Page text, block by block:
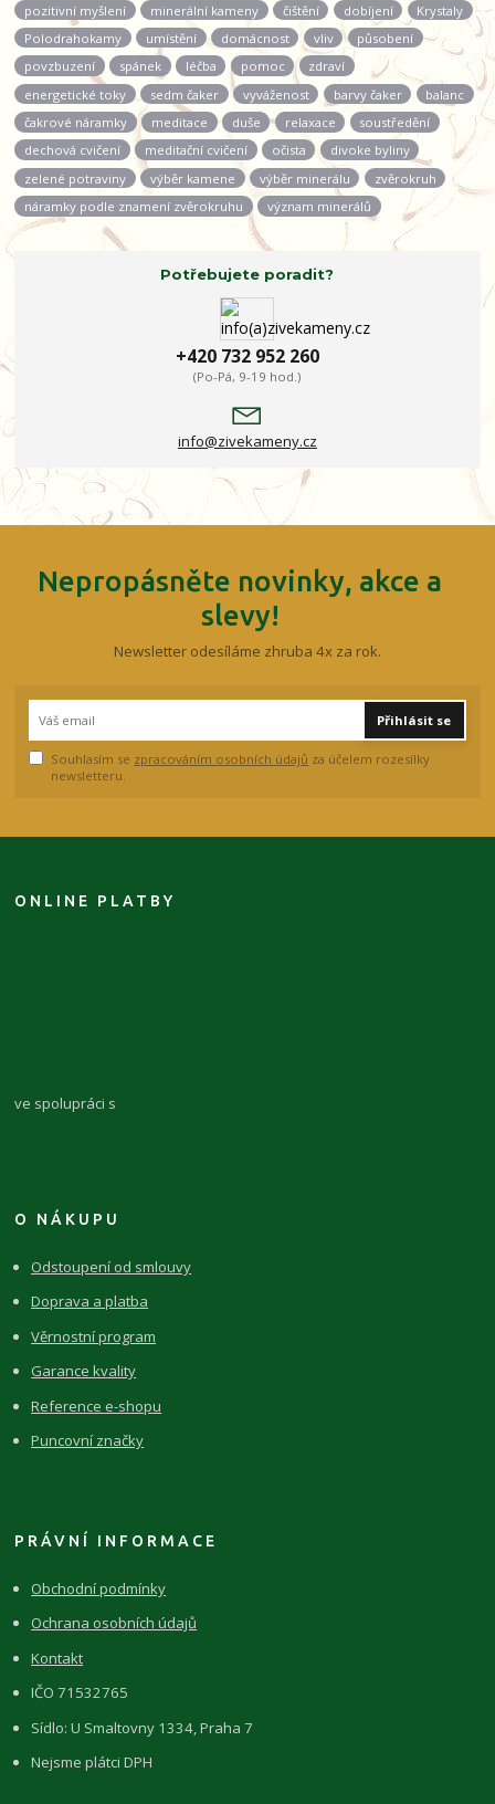
pozitivní myšlení
minerální kameny čištění dobíjení
Krystaly
Polodrahokamy
umístění domácnost vliv
působení
povzbuzení
spánek léčba pomoc
zdraví
energetické toky
sedm čaker vyváženost barvy čaker
balanc
čakrové náramky
meditace duše relaxace
soustředění
dechová cvičení
meditační cvičení očista
divoke byliny
zelené potraviny
výběr kamene výběr minerálu
zvěrokruh
náramky podle znamení zvěrokruhu
význam minerálů
Potřebujete poradit?
+420 732 952 260
(Po-Pá, 9-19 hod.)
info@zivekameny.cz
Nepropásněte novinky, akce a
slevy!
Newsletter odesíláme zhruba 4x za rok.
Přihlásit se
Souhlasím se zpracováním osobních údajů za účelem rozesílky
newsletteru.
ONLINE PLATBY
ve spolupráci s
O NÁKUPU
Odstoupení od smlouvy
Doprava a platba
Věrnostní program
Garance kvality
Reference e-shopu
Puncovní značky
PRÁVNÍ INFORMACE
Obchodní podmínky
Ochrana osobních údajů
Kontakt
IČO 71532765
Sídlo: U Smaltovny 1334, Praha 7
Nejsme plátci DPH